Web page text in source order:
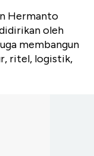
Hermanto
oleh
membangun
ritel, logistik,